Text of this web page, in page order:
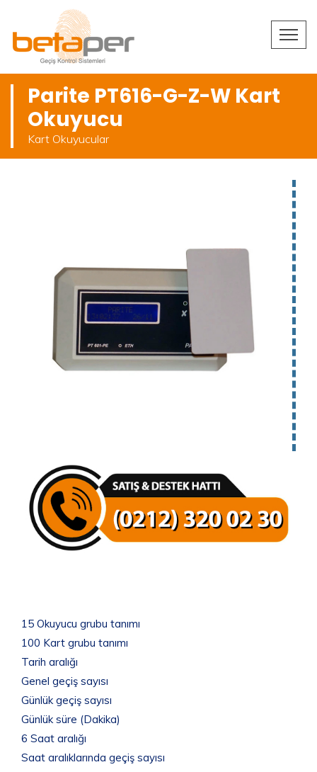
Parite PT616-G-Z-W Kart
Okuyucu
Kart Okuyucular
15 Okuyucu grubu tanımı
100 Kart grubu tanımı
Tarih aralığı
Genel geçiş sayısı
Günlük geçiş sayısı
Günlük süre (Dakika)
6 Saat aralığı
Saat aralıklarında geçiş sayısı